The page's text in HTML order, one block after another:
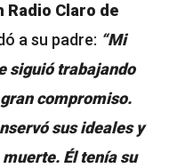
Radio Claro de
a su padre: “Mi
siguió trabajando
compromiso.
sus ideales y
Él tenía su